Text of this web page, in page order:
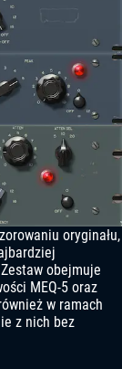
oryginału,
obejmuje
MEQ-5 oraz
w ramach
z nich bez